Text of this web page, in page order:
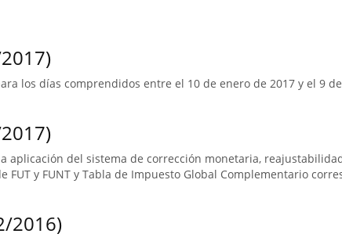
los días comprendidos entre el 10 de enero de 2017 y el 9
aplicación del sistema de corrección monetaria,
FUT y FUNT y Tabla de Impuesto Global Complementario
2016)